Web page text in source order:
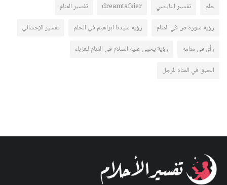
حلم
تفسير النابلسي dreamtafsier
تفسير المنام
رؤية سورة ص في المنام
رؤية سيدنا ابراهيم في الحلم
تفسير الإحسائي
رأى في منامه
رؤية يحيى عليه السلام في المنام للعزباء
الحبق في المنام للرجل